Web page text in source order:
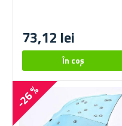
73,12 lei
-26 %